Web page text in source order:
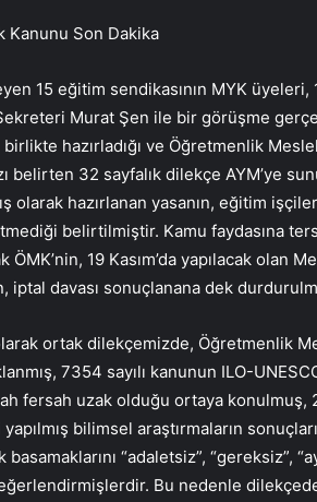
Kanunu Son Dakika
15 eğitim sendikasının MYK
Murat Şen ile bir görüşme
hazırladığı ve Öğretmenlik
belirten 32 sayfalık dilekçe AYM’ye
olarak hazırlanan yasanın, eğitim
belirtilmiştir. Kamu faydasına
ÖMK’nin, 19 Kasım’da yapılacak olan
iptal davası sonuçlanana dek
ortak dilekçemizde, Öğretmenlik
7354 sayılı kanunun ILO-
fersah uzak olduğu ortaya konulmuş,
bilimsel araştırmaların
“adaletsiz”, “gereksiz”,
Bu nedenle